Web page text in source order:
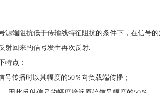
源端阻抗低于传输线特征阻抗的条件下，在信号
射回来的信号发生再次反射.
特点：
传播时以其幅度的50％向负载端传播；